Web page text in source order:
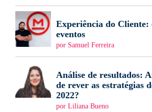
Experiência do Cliente:
eventos
por Samuel Ferreira
Análise de resultados:
de rever as estratégias
2022?
por Liliana Bueno